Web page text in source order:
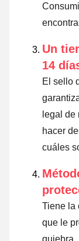
Un
14
El sello
legal de
hacer
cuáles
Tiene la
que le
quiebra.